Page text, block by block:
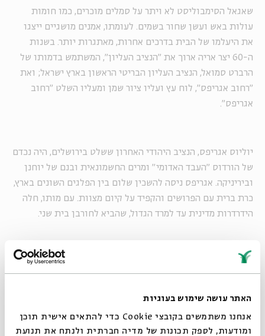
האתר עושה שימוש בעוגיות
אנחנו משתמשים בקובצי Cookie כדי להתאים אישית תוכן
ומודעות, לספק תכונות של מדיה חברתית ולנתח את תנועת
שאגאל הסימבוליסט לא ויתר על סמלים מוכרים, כמו חומות
עולות באש ועשן שחור בשמים. לעומתו, אמנים מושגיים ייצגו
את היעלמו של הבית בדרכים אחרות, מאתגרות יותר. בשנות
ה-60 יצר אריה ארוך את "הנציב העליון", המשתמש בדמותו של
הרברט סמואל, הנציב העליון הבריטי הראשון בארץ ישראל; ואת
"רחוב אגריפס", לוח עץ ועליו ציור שמן ומעליו השלט "רחוב
אגריפס".
יוליוס אגריפס, הנציב היהודי האחרון ששלט בירושלים, היה נכדם
של הורדוס "העבד האדומי" ומרים החשמונאית ובנם של יוחנן
וביריניקה. אגריפס ניסה להשכין שלום בין הפלגים השונים בארץ,
כרת ברית עם הפרושים והקפיד על קיום מצוות. עם מותו, חלה
הידרדרות מדינית עד למרד הגדול, שהביא לחורבן בית שני.